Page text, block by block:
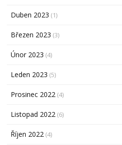
Duben 2023 (1)
Březen 2023 (3)
Únor 2023 (4)
Leden 2023 (5)
Prosinec 2022 (4)
Listopad 2022 (6)
Říjen 2022 (4)